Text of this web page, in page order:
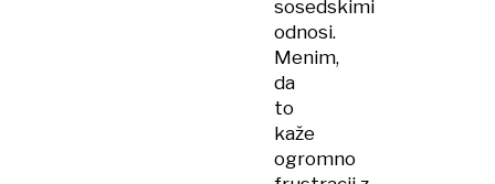
sosedskimi
odnosi.
Menim,
da
to
kaže
ogromno